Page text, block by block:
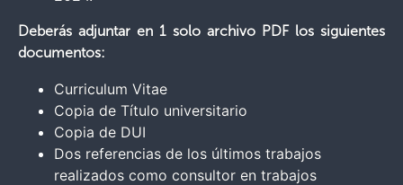
Deberás adjuntar en 1 solo archivo PDF los siguientes
documentos:
Curriculum Vitae
Copia de Título universitario
Copia de DUI
Dos referencias de los últimos trabajos
realizados como consultor en trabajos